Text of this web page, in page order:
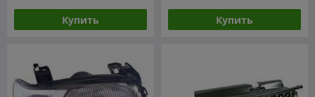
Купить Купить